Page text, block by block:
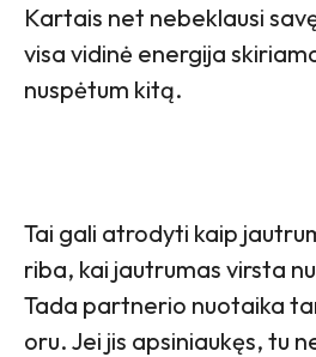
Kartais net nebeklausi
visa vidinė energija
nuspėtum kitą.
Tai gali atrodyti kaip
riba, kai jautrumas virsta
Tada partnerio nuotaika
oru. Jei jis apsiniaukęs, tu